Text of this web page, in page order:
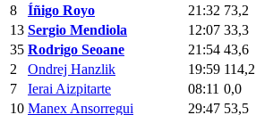
8
Íñigo Royo 21:32 73,2
13 Sergio Mendiola 12:07 33,3
35 Rodrigo Seoane 21:54 43,6
2
Ondrej Hanzlik 19:59 114,2
7
Ierai Aizpitarte 08:11 0,0
10 Manex Ansorregui 29:47 53,5